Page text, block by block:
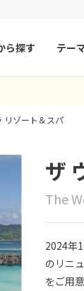
ら探す
フランス
チェコ
スロヴァ
リトアニア
モンテネグ
テー
夏旅
リゾート＆スパ
ザ
The
2024年
のリニ
をご用